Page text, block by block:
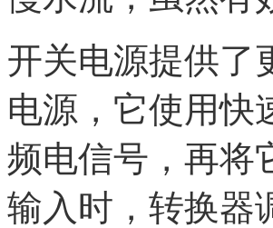
开关电源提供了
电源，它使用快
频电信号，再将
输入时，转换器